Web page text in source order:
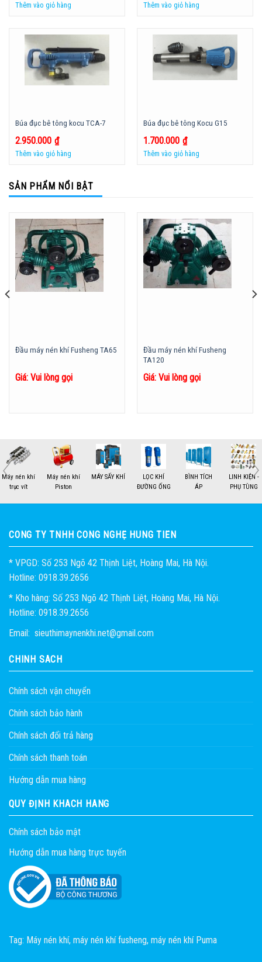
Thêm vào giỏ hàng Thêm vào giỏ hàng
Búa đục bê tông kocu TCA-7
2.950.000 ₫
Thêm vào giỏ hàng
Búa đục bê tông Kocu G15
1.700.000 ₫
Thêm vào giỏ hàng
SẢN PHẨM NỔI BẬT
Đầu máy nén khí Fusheng TA65
Giá: Vui lòng gọi
Đầu máy nén khí Fusheng
TA120
Giá: Vui lòng gọi
MÁY SẤY KHÍ
LỌC KHÍ
ĐƯỜNG ỐNG
BÌNH TÍCH
LINH KIỆN -
PHỤ TÙNG
THIẾT BỊ - KHÍ
HỎI
CÔNG TY TNHH CÔNG NGHỆ HÙNG TIẾN
* VPGD: Số 253 Ngõ 42 Thịnh Liệt, Hoàng Mai, Hà Nội.
Hotline: 0918.39.2656
* Kho hàng: Số 253 Ngõ 42 Thịnh Liệt, Hoàng Mai, Hà Nội.
Hotline: 0918.39.2656
Email: sieuthimaynenkhi.net@gmail.com
CHÍNH SÁCH
Chính sách vận chuyển
Chính sách bảo hành
Chính sách đổi trả hàng
Chính sách thanh toán
Hướng dẫn mua hàng
QUY ĐỊNH KHÁCH HÀNG
Chính sách bảo mật
Hướng dẫn mua hàng trực tuyến
Tag: Máy nén khí, máy nén khí fusheng, máy nén khí Puma